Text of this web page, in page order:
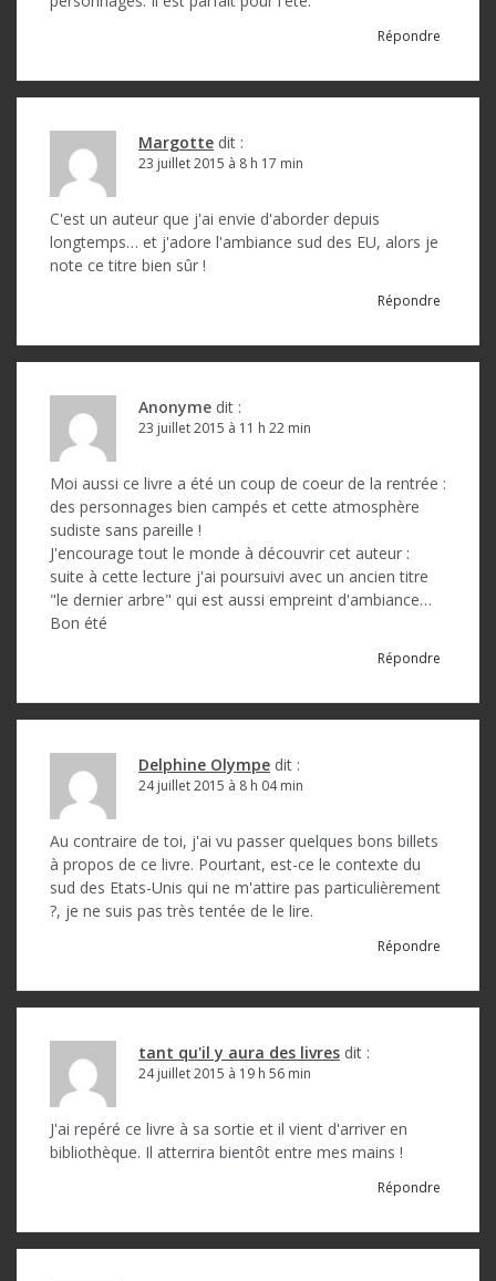
’
a
Répondre
Margotte dit :
23 juillet 2015 à 8 h 17 min
C'est un auteur que j'ai envie d'aborder depuis
longtemps… et j'adore l'ambiance sud des EU, alors je
note ce titre bien sûr !
Répondre
Anonyme dit :
23 juillet 2015 à 11 h 22 min
Moi aussi ce livre a été un coup de coeur de la rentrée :
des personnages bien campés et cette atmosphère
sudiste sans pareille !
J'encourage tout le monde à découvrir cet auteur :
suite à cette lecture j'ai poursuivi avec un ancien titre
"le dernier arbre" qui est aussi empreint d'ambiance…
Bon été
Répondre
Delphine Olympe dit :
24 juillet 2015 à 8 h 04 min
Au contraire de toi, j'ai vu passer quelques bons billets
à propos de ce livre. Pourtant, est-ce le contexte du
sud des Etats-Unis qui ne m'attire pas particulièrement
?, je ne suis pas très tentée de le lire.
Répondre
tant qu'il y aura des livres dit :
24 juillet 2015 à 19 h 56 min
J'ai repéré ce livre à sa sortie et il vient d'arriver en
bibliothèque. Il atterrira bientôt entre mes mains !
Répondre